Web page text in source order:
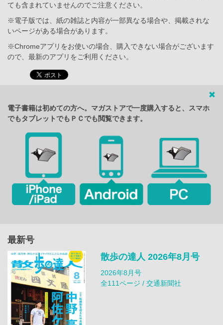
ても含まれていませんのでご注意ください。
※電子版では、紙の雑誌と内容が一部異なる場合や、掲載されな
いページがある場合があります。
※Chromeアプリをお使いの場合、購入できない場合がございます
ので、最新のアプリをご利用ください。
電子書籍は初めての方へ。マガストアで一度購入すると、スマホ
でもタブレットでもＰＣでも閲覧できます。
最新号
散歩の達人 2026年8月号
2026年8月号
全111ページ / 交通新聞社